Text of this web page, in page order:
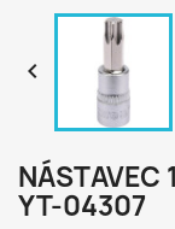

NÁSTAVEC
YT-04307